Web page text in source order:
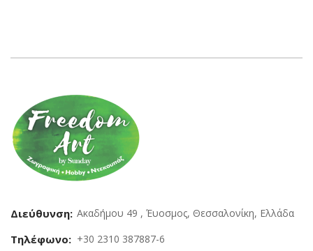
Διεύθυνση: Ακαδήμου 49 , Έυοσμος, Θεσσαλονίκη, Ελλάδα
Τηλέφωνο: +30 2310 387887-6